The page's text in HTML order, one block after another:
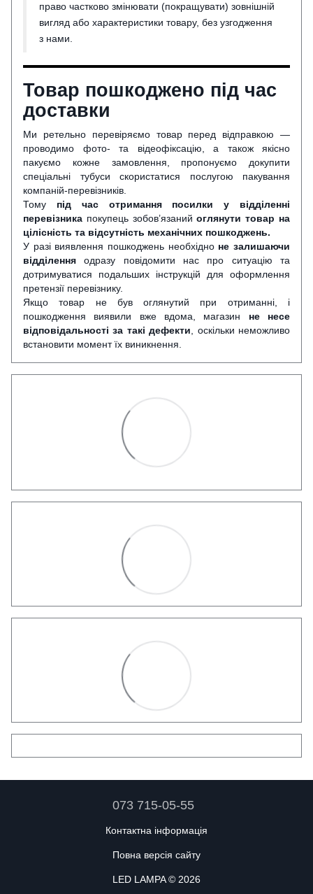
право частково змінювати (покращувати) зовнішній
вигляд або характеристики товару, без узгодження
з нами.
Товар пошкоджено під час
доставки
Ми ретельно перевіряємо товар перед відправкою —
проводимо фото- та відеофіксацію, а також якісно
пакуємо кожне замовлення, пропонуємо докупити
спеціальні тубуси скористатися послугою пакування
компаній-перевізників.
Тому під час отримання посилки у відділенні
перевізника покупець зобов’язанийоглянути товар на
цілісність та відсутність механічних пошкоджень.
У разі виявлення пошкоджень необхідно не залишаючи
відділення одразу повідомити нас про ситуацію та
дотримуватися подальших інструкцій для оформлення
претензії перевізнику.
Якщо товар не був оглянутий при отриманні, і
пошкодження виявили вже вдома, магазин не несе
відповідальності за такі дефекти , оскільки неможливо
встановити момент їх виникнення.
073 715-05-55
Контактна інформація
Повна версія сайту
LED LAMPA © 2026